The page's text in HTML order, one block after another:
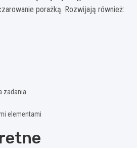
porażką. Rozwijają również:
zadania
elementami